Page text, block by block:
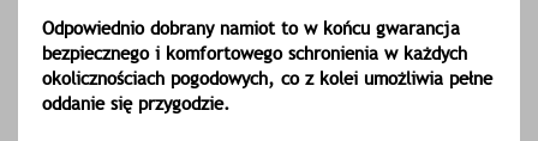
Odpowiednio dobrany namiot to w końcu gwarancja
bezpiecznego i komfortowego schronienia w każdych
okolicznościach pogodowych, co z kolei umożliwia pełne
oddanie się przygodzie.